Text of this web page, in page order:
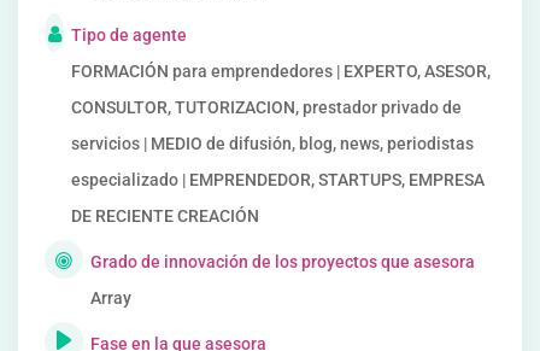
Tipo de agente
FORMACIÓN para emprendedores | EXPERTO, ASESOR,
CONSULTOR, TUTORIZACION, prestador privado de
servicios | MEDIO de difusión, blog, news, periodistas
especializado | EMPRENDEDOR, STARTUPS, EMPRESA
DE RECIENTE CREACIÓN
Grado de innovación de los proyectos que asesora
Array
Fase en la que asesora